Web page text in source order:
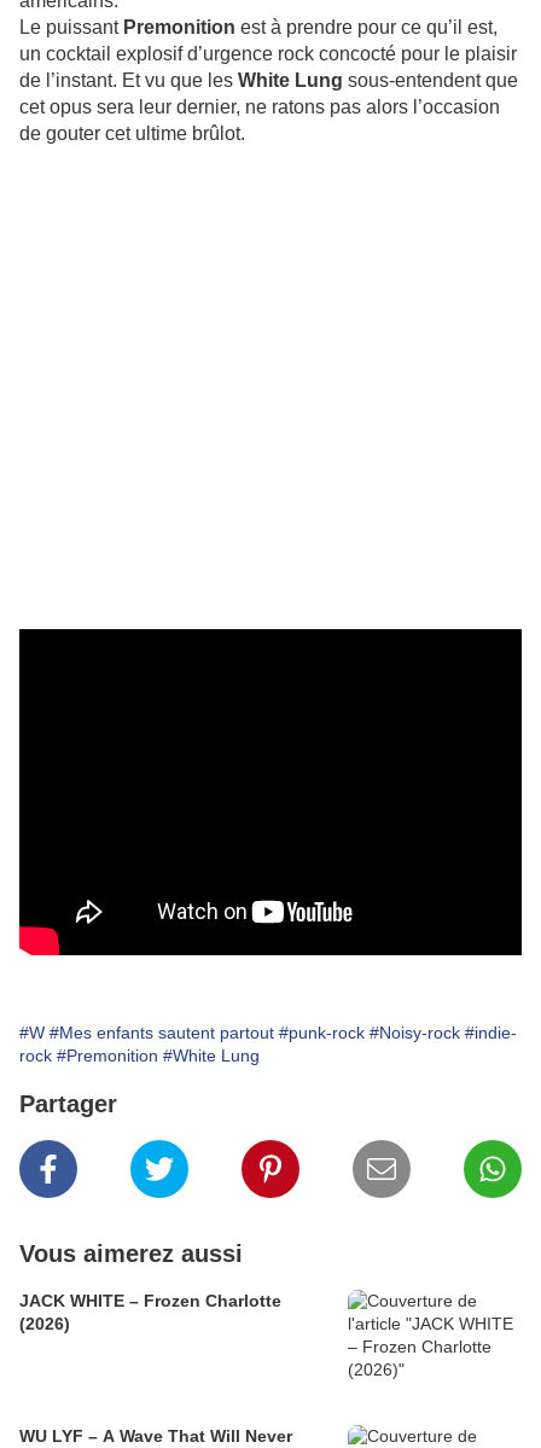
Le puissant Premonition est à prendre pour ce qu’il est,
un cocktail explosif d’urgence rock concocté pour le plaisir
de l’instant. Et vu que les White Lung sous-entendent que
cet opus sera leur dernier, ne ratons pas alors l’occasion
de gouter cet ultime brûlot.
#W #Mes enfants sautent partout #punk-rock #Noisy-rock #indie-
rock #Premonition #White Lung
Partager
Vous aimerez aussi
JACK WHITE – Frozen Charlotte
(2026)
WU LYF – A Wave That Will Never